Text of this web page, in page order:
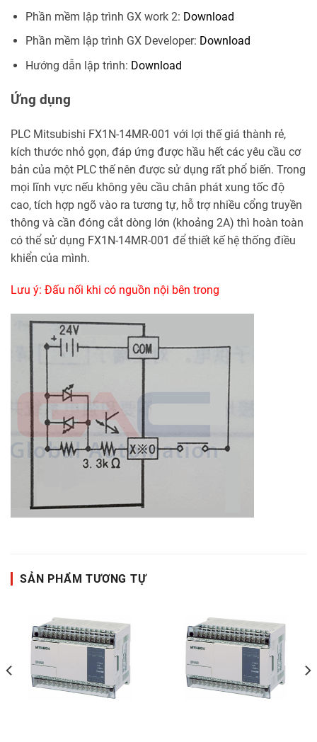
Phần mềm lập trình GX work 2: Download
Phần mềm lập trình GX Developer: Download
Hướng dẫn lập trình: Download
Ứng dụng
PLC Mitsubishi FX1N-14MR-001 với lợi thế giá thành rẻ,
kích thước nhỏ gọn, đáp ứng được hầu hết các yêu cầu cơ
bản của một PLC thế nên được sử dụng rất phổ biến. Trong
mọi lĩnh vực nếu không yêu cầu chân phát xung tốc độ
cao, tích hợp ngõ vào ra tương tự, hỗ trợ nhiều cổng truyền
thông và cần đóng cắt dòng lớn (khoảng 2A) thì hoàn toàn
có thể sử dụng FX1N-14MR-001 để thiết kế hệ thống điều
khiển của mình.
Lưu ý: Đấu nối khi có nguồn nội bên trong
SẢN PHẨM TƯƠNG TỰ